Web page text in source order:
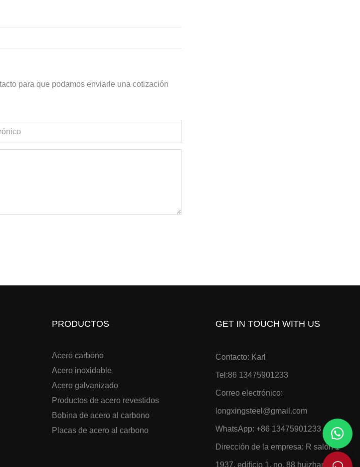
para que podamos enviarle una cotización
PRODUCTOS
Acero carbono
Acero inoxidable
Acero galvanizado
Productos de acero revestidos
Bobina de acero al carbono
Placas de acero al carbono
GET IN TOUCH WITH US
Contacto: Karl
Tel:86 13475901233
Correo electrónico:
longxingsteel@gmail.com
WhatsApp:+86 13475901233
Dirección de la empresa: Rsalón 1-
1937, edificio 1, no. 88 huizhan west